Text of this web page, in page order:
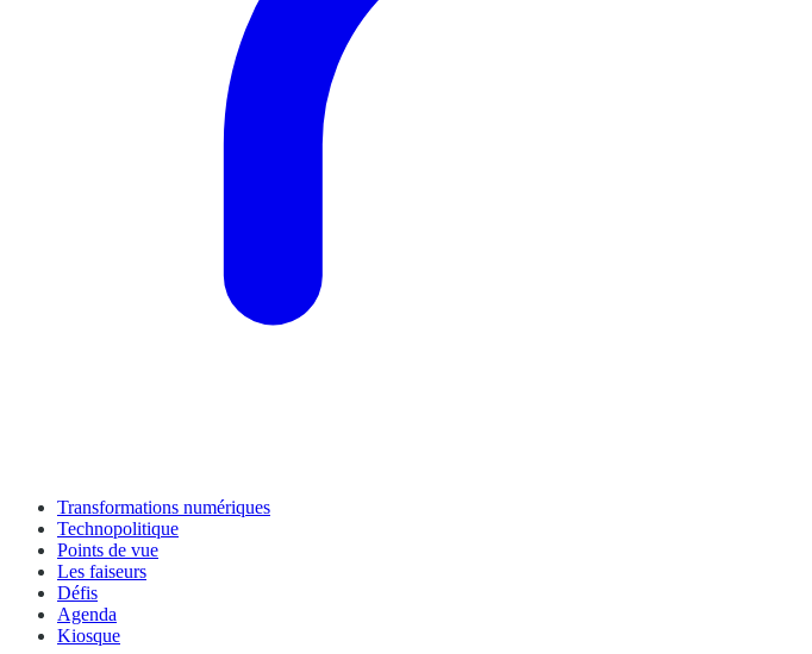
Transformations numériques
Technopolitique
Points de vue
Les faiseurs
Défis
Agenda
Kiosque